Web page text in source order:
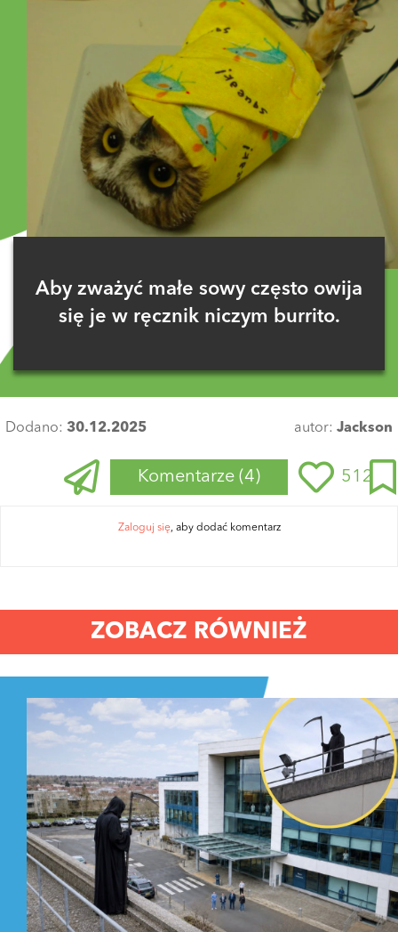
Aby zważyć małe sowy często owija
się je w ręcznik niczym burrito.
Dodano: 30.12.2025 autor: Jackson
Komentarze (4) 512
Zaloguj się, aby dodać komentarz
ZOBACZ RÓWNIEŻ